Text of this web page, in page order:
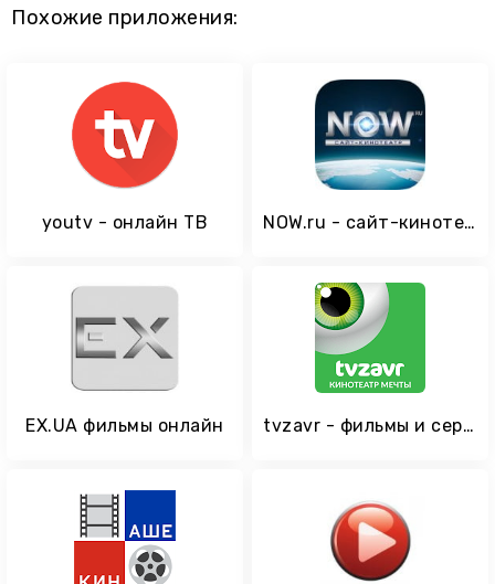
Похожие приложения:
youtv - онлайн ТВ NOW.ru - сайт-кинотеатр
EX.UA фильмы онлайн tvzavr - фильмы и сериалы HD